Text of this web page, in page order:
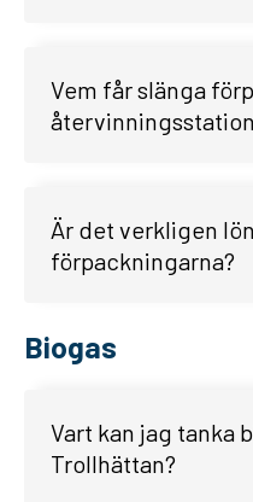
Vem får slänga
Är det verkligen
förpackningarna?
Biogas
Vart kan jag tanka
Trollhättan?